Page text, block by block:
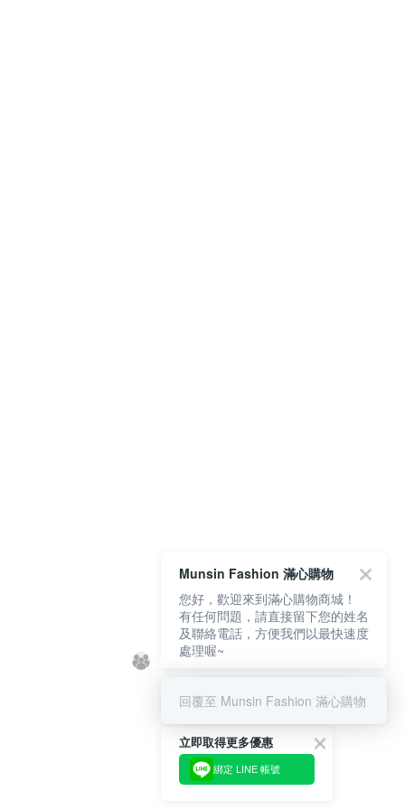
立即取得更多優惠
綁定 LINE 帳號
Munsin Fashion 滿心購物
您好，歡迎來到滿心購物商城！
有任何問題，請直接留下您的姓名
及聯絡電話，方便我們以最快速度
處理喔~
回覆至 Munsin Fashion 滿心購物